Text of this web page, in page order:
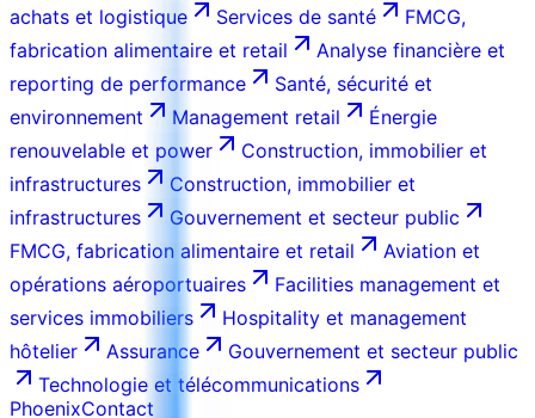
achats et logistique
Services de santé
FMCG,
fabrication alimentaire et retail
Analyse financière et
reporting de performance
Santé, sécurité et
environnement
Management retail
Énergie
renouvelable et power
Construction, immobilier et
infrastructures
Construction, immobilier et
infrastructures
Gouvernement et secteur public
FMCG, fabrication alimentaire et retail
Aviation et
opérations aéroportuaires
Facilities management et
services immobiliers
Hospitality et management
hôtelier
Assurance
Gouvernement et secteur public
Technologie et télécommunications
PhoenixContact